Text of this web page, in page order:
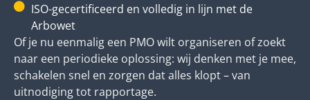
ISO-gecertificeerd en volledig in lijn met de
Arbowet
Of je nu eenmalig een PMO wilt organiseren of zoekt
naar een periodieke oplossing: wij denken met je mee,
schakelen snel en zorgen dat alles klopt – van
uitnodiging tot rapportage.